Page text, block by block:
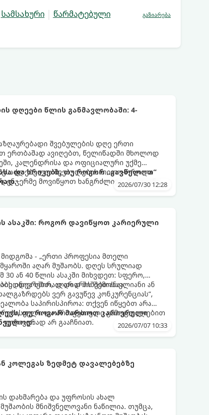
სამსახური წარმატებული გაზიარება
დღეები წლის განმავლობაში: 4-
შვებულების დღე ერთი
ერთბაშად ავიღებთ, წელიწადში მხოლოდ
კალენდრისა და ოფიციალური უქმე
შვებულების თითო-ოროლა
მოვიწყოთ ხანგრძლივი, 4-დღიანი
და ხრიკებს, თუ როგორ „გავწელოთ“
2026/07/30 12:28
ასაკში: როგორ დავიწყოთ კარიერული
- „ერთი პროფესია მთელი
აღარ მუშაობს. დღეს სრულიად
ან 40 წლის ასაკში მიხვდეთ: სფერო,
აღარ არის შემოსავლიანი ან
იდეა ხშირად დიდ შიშებთანაა
ვერ გავუწევ კონკურენციას“,
საპირისპიროა: თქვენ იწყებთ არა
და პროფესიული გამოცდილებით
ფიზიკურად არ გააჩნიათ.
თუ როგორ მართოთ კარიერული
2026/07/07 10:33
კოლეგას ზედმეტ დავალებებზე
დახმარება და უფროსის ახალ
მნიშვნელოვანი ნაწილია. თუმცა,